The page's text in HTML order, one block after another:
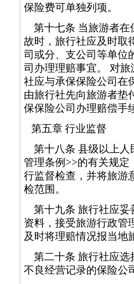
保险费可单独列项
第十七条 当旅游者在
故时，旅行社应及时取
司或分、支公司等单位
司办理理赔事宜。 对
社应与承保保险公司在
由旅行社先向旅游者垫
保保险公司办理赔偿手
第五章 行业监督
第十八条 县级以上人
管理条例>>的有关规
行监督检查，并将旅游
检范围。
第十九条 旅行社应妥
资料，接受旅游行政管
及时将理赔情况报当
第二十条 旅行社应选
不良经营记录的保险公